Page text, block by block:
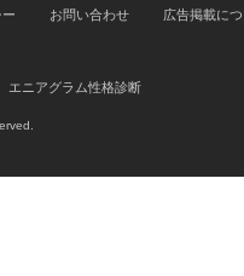
お問い合わせ 広告掲載に
エニアグラム性格診断